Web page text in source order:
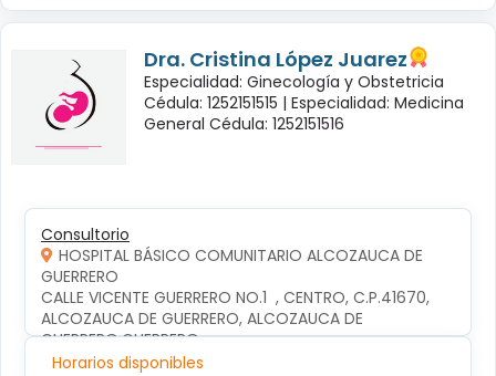
Dra. Cristina López Juarez
Especialidad: Ginecología y Obstetricia
Cédula: 1252151515 | Especialidad: Medicina
General Cédula: 1252151516
Consultorio
HOSPITAL BÁSICO COMUNITARIO ALCOZAUCA DE
GUERRERO
CALLE VICENTE GUERRERO NO.1  , CENTRO, C.P.41670,
ALCOZAUCA DE GUERRERO, ALCOZAUCA DE
GUERRERO,GUERRERO
Horarios disponibles